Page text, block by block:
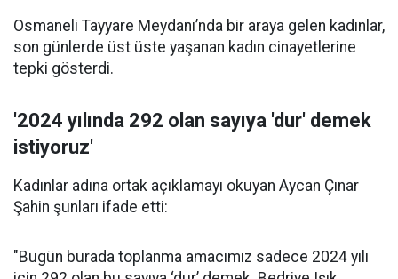
Osmaneli Tayyare Meydanı’nda bir araya gelen kadınlar,
son günlerde üst üste yaşanan kadın cinayetlerine
tepki gösterdi.
'2024 yılında 292 olan sayıya 'dur' demek
istiyoruz'
Kadınlar adına ortak açıklamayı okuyan Aycan Çınar
Şahin şunları ifade etti:
"Bugün burada toplanma amacımız sadece 2024 yılı